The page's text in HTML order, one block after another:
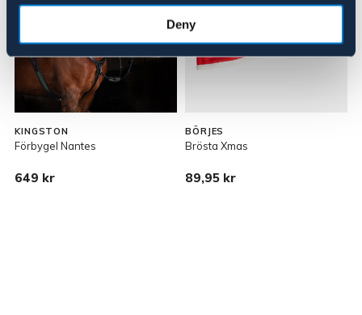
Deny
KINGSTON
Förbygel Nantes
649 kr
BÖRJES
Brösta Xmas
89,95 kr